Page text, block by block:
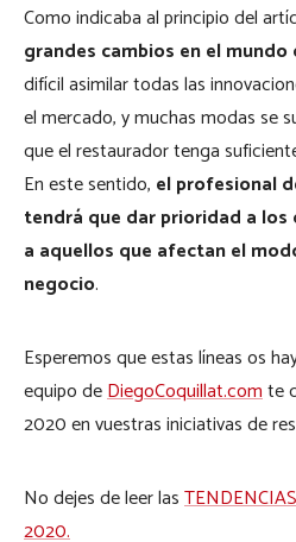
Como indicaba al principio del
grandes cambios en el
difícil asimilar todas las
el mercado, y muchas modas se
que el restaurador tenga
En este sentido, el profesional
tendrá que dar prioridad a
a aquellos que afectan el
negocio.
Esperemos que estas líneas os
equipo deDiegoCoquillat.comte
2020 en vuestras iniciativas de
No dejes de leer las
2020.